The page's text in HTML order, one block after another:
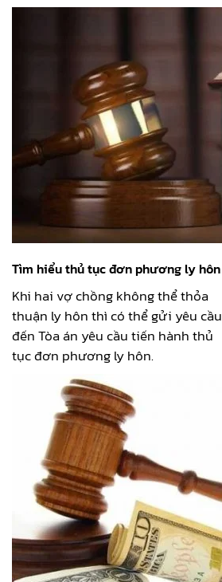
Tìm hiểu thủ tục đơn phương ly hôn
Khi hai vợ chồng không thể thỏa
thuận ly hôn thì có thể gửi yêu cầu
đến Tòa án yêu cầu tiến hành thủ
tục đơn phương ly hôn.